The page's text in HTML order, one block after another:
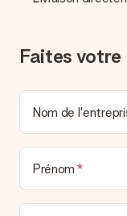
l’envoyons par e-
envoyer
Faites votre
Nom de
Prénom